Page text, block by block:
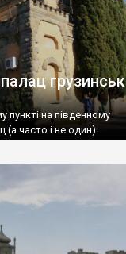
на південному
(а часто і не один).